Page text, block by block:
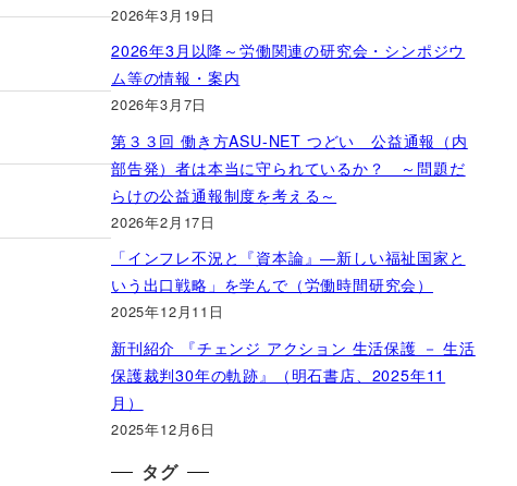
2026年3月19日
2026年3月以降～労働関連の研究会・シンポジウ
ム等の情報・案内
2026年3月7日
第３３回 働き方ASU-NET つどい 公益通報（内
部告発）者は本当に守られているか？ ～問題だ
らけの公益通報制度を考える～
2026年2月17日
「インフレ不況と『資本論』―新しい福祉国家と
いう出口戦略」を学んで（労働時間研究会）
2025年12月11日
新刊紹介 『チェンジ アクション 生活保護 － 生活
保護裁判30年の軌跡』（明石書店、2025年11
月）
2025年12月6日
タグ